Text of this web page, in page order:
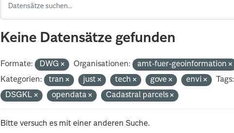
Keine Datensätze gefunden
Formate: DWG Organisationen:
amt-fuer-geoinformation
Kategorien:
tran just tech gove envi
Tags:
DSGKL
opendata Cadastral parcels
Bitte versuch es mit einer anderen Suche.